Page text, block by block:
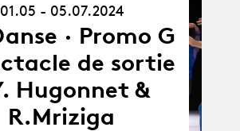
01.05 - 05.07.2024
· Promo G
de sortie
Hugonnet &
R.Mriziga